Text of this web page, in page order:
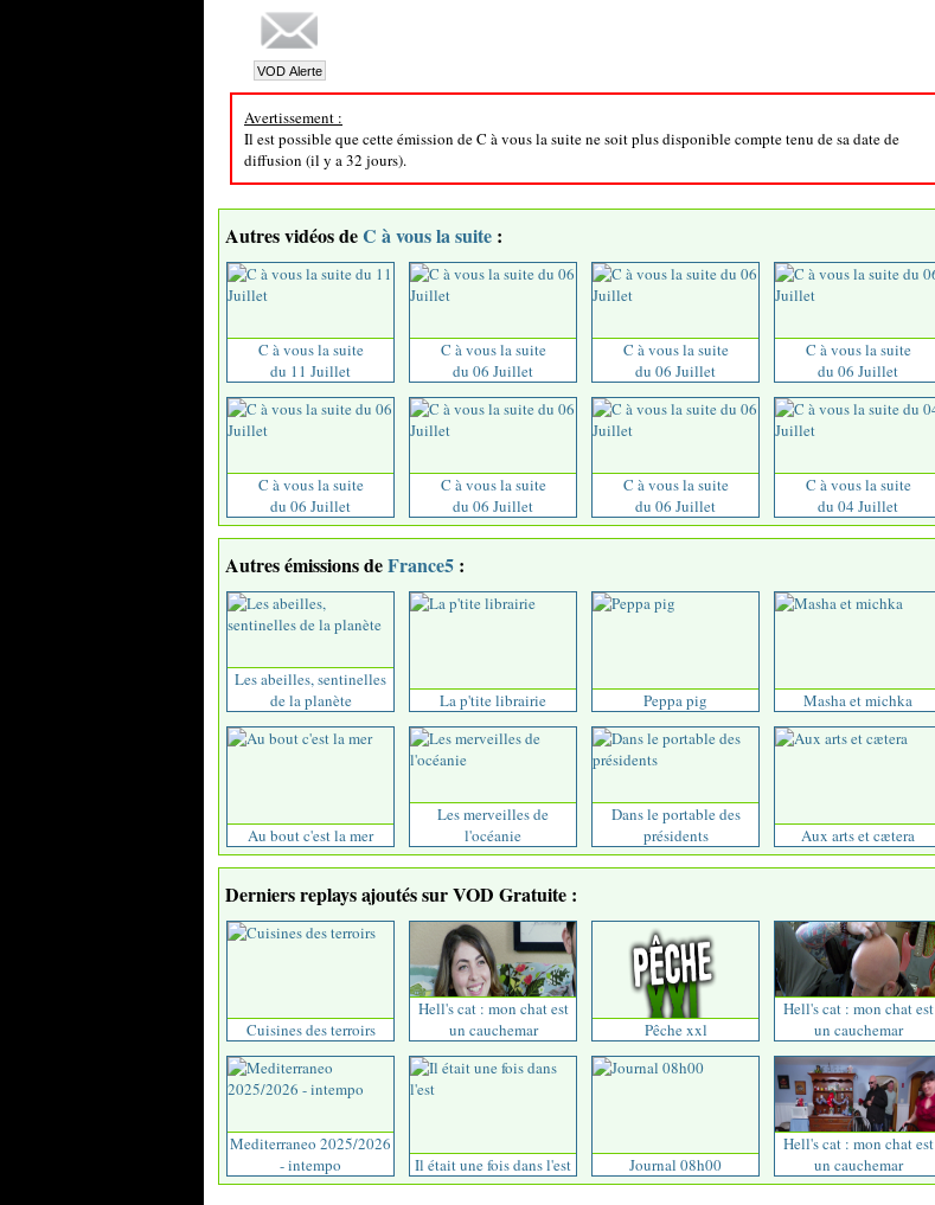
Avertissement :
Il est possible que cette émission de C à vous la suite ne soit plus disponible compte tenu de sa date de
diffusion (il y a 32 jours).
Autres vidéos deC à vous la suite :
C à vous la suite
du 11 Juillet
C à vous la suite
du 06 Juillet
C à vous la suite
du 06 Juillet
C à vous la suite
du 06 Juillet
C à vous la suite
du 06 Juillet
C à vous la suite
du 06 Juillet
C à vous la suite
du 06 Juillet
C à vous la suite
du 04 Juillet
Autres émissions deFrance5 :
Les abeilles, sentinelles
de la planète
La p'tite librairie Peppa pig Masha et michka
Au bout c'est la mer
Les merveilles de
l'océanie
Dans le portable des
présidents
Aux arts et cætera
Derniers replays ajoutés sur VOD Gratuite :
Cuisines des terroirs
Hell's cat : mon chat est
un cauchemar
Pêche xxl
Hell's cat : mon chat est
un cauchemar
Mediterraneo 2025/2026
- intempo
Il était une fois dans l'est Journal 08h00
Hell's cat : mon chat est
un cauchemar